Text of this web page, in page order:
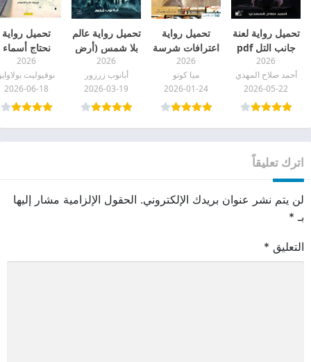
تحميل رواية لعنة
جانب التل pdf
2026
أحمد صلاح المهدي
2026-05-22
تحميل رواية
اعترافات شرسة
pdf
2026
ميا كوتو
2026-01-24
تحميل رواية عالم
بلا شمس (أرض
الظلام) pdf
2026
أبانوب زرزور
2026-03-19
تحميل رواية
نحتاج أسماء
جديدة pdf
2026
نوفيوليت
2026-06-18
اترك تعليقاً
لن يتم نشر عنوان بريدك الإلكتروني. الحقول الإلزامية مشار إليها
بـ *
التعليق *